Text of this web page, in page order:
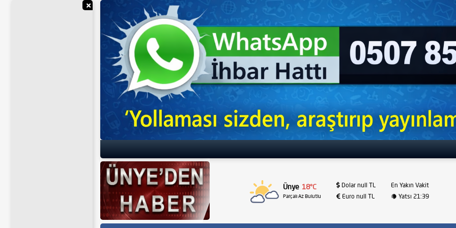
Ünye 18°C
Parçalı Az Bulutlu
Dolar null TL
Euro null TL
En Yakın Vakit
Yatsı 21:39